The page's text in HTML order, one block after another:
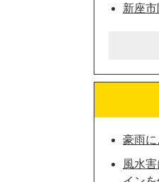
新座
豪雨に
風水